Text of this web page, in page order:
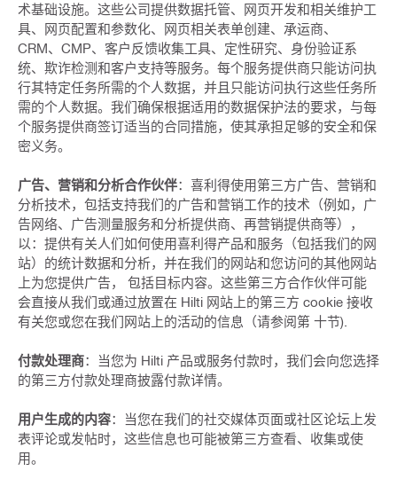
术基础设施。这些公司提供数据托管、网页开发和相关维护工
具、网页配置和参数化、网页相关表单创建、承运商、
CRM、CMP、客户反馈收集工具、定性研究、身份验证系
统、欺诈检测和客户支持等服务。每个服务提供商只能访问执
行其特定任务所需的个人数据，并且只能访问执行这些任务所
需的个人数据。我们确保根据适用的数据保护法的要求，与每
个服务提供商签订适当的合同措施，使其承担足够的安全和保
密义务。
广告、营销和分析合作伙伴：喜利得使用第三方广告、营销和
分析技术，包括支持我们的广告和营销工作的技术（例如，广
告网络、广告测量服务和分析提供商、再营销提供商等），
以：提供有关人们如何使用喜利得产品和服务（包括我们的网
站）的统计数据和分析，并在我们的网站和您访问的其他网站
上为您提供广告， 包括目标内容。这些第三方合作伙伴可能
会直接从我们或通过放置在 Hilti 网站上的第三方 cookie 接收
有关您或您在我们网站上的活动的信息（请参阅第 十节).
付款处理商：当您为 Hilti 产品或服务付款时，我们会向您选择
的第三方付款处理商披露付款详情。
用户生成的内容：当您在我们的社交媒体页面或社区论坛上发
表评论或发帖时，这些信息也可能被第三方查看、收集或使
用。